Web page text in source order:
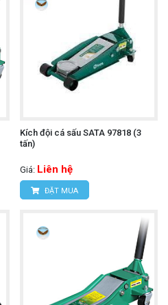
Kích đội cá sấu SATA 97818 (3
tấn)
Giá: Liên hệ
ĐẶT MUA